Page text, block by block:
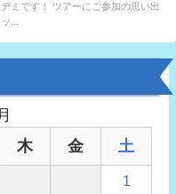
デミです！ ツアーにご参加の思い出
...
木 金 土
1